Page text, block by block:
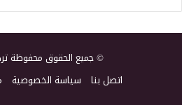
© جميع الحقوق محفوظة تركيا
اتصل بنا سياسة الخصوصية